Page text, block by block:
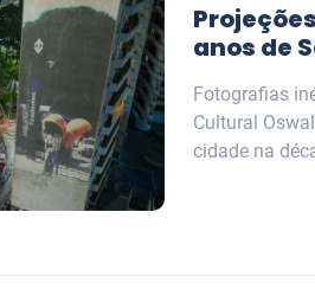
anos de
Fotografias
Cultural
cidade na